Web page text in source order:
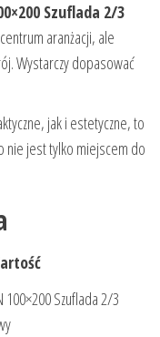
Szuflada 2/3
aranżacji, ale
Wystarczy dopasować
jak i estetyczne, to
nie jest tylko miejscem do
100×200 Szuflada 2/3